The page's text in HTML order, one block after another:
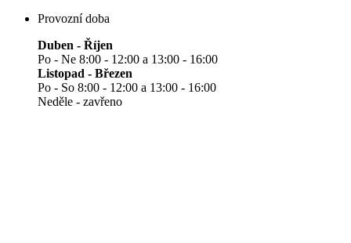
Provozní doba
Duben - Říjen
Po - Ne 8:00 - 12:00 a 13:00 - 16:00
Listopad - Březen
Po - So 8:00 - 12:00 a 13:00 - 16:00
Neděle - zavřeno